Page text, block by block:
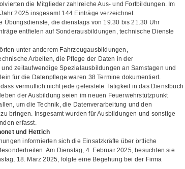
die Mitglieder zahlreiche Aus- und Fortbildungen. Im
2025 insgesamt 144 Einträge verzeichnet.
Übungsdienste, die dienstags von 19.30 bis 21.30 Uhr
entfielen auf Sonderausbildungen, technische Dienste
unter anderem Fahrzeugausbildungen,
Arbeiten, die Pflege der Daten in der
zeitaufwendige Spezialausbildungen an Samstagen und
für die Datenpflege waren 38 Termine dokumentiert.
vermutlich nicht jede geleistete Tätigkeit in das Dienstbuch
der Ausbildung seien im neuen Feuerwehrstützpunkt
um die Technik, die Datenverarbeitung und den
bringen. Insgesamt wurden für Ausbildungen und sonstige
erfasst.
und Hettich
informierten sich die Einsatzkräfte über örtliche
Am Dienstag, 4. Februar 2025, besuchten sie
18. März 2025, folgte eine Begehung bei der Firma